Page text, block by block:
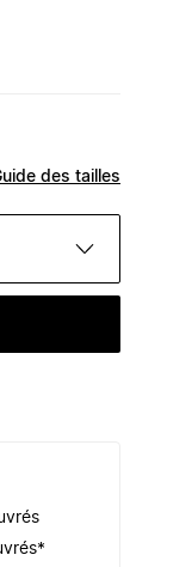
des tailles